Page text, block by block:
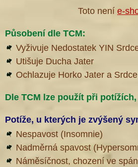
Toto není e-
Působení dle TCM:
Vyživuje Nedostatek YIN
Utišuje Ducha Jater
Ochlazuje Horko Jater a
Dle TCM lze použít při
Potíže, u kterých je zvýšený
Nespavost (Insomnie)
Nadměrná spavost
Náměsíčnost, chození ve